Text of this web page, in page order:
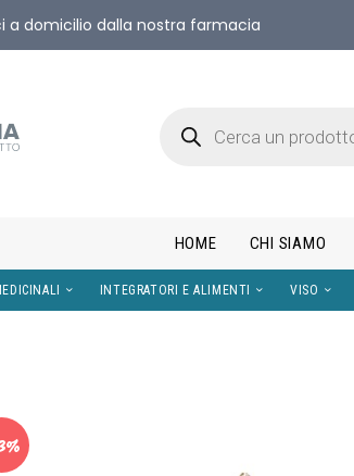
a domicilio dalla nostra farmacia
HOME CHI SIAMO